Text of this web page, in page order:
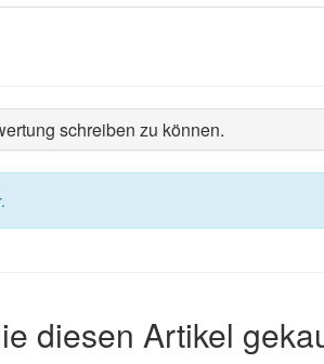
schreiben zu können.
diesen Artikel